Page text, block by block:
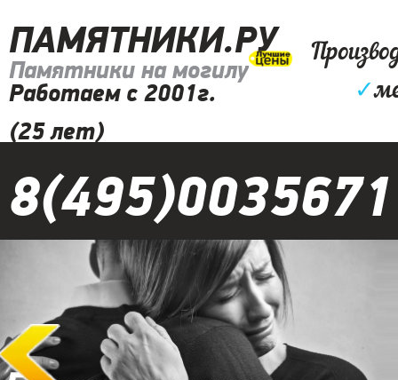
ПАМЯТНИКИ.РУ
Памятники на могилу
Работаем с 2001г.
(25 лет)
✓
8(495)0035671